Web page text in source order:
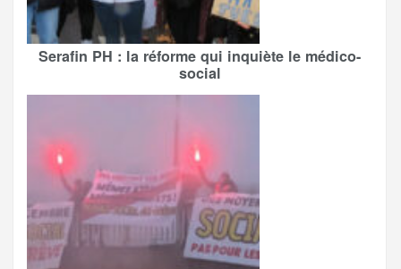
Serafin PH : la réforme qui inquiète le médico-
social